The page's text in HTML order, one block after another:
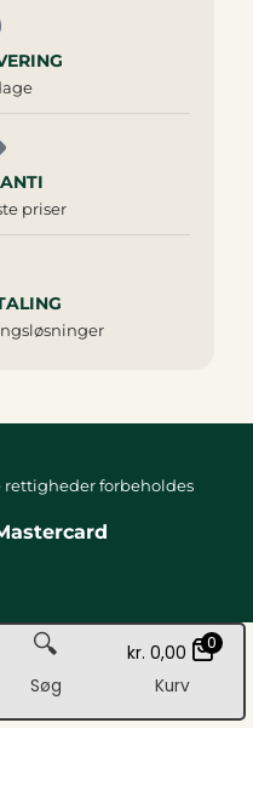
priser
forbeholdes
🔍 kr. 0,00
0
Søg Kurv